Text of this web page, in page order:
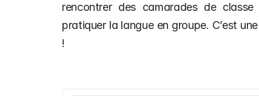
rencontrer des camarades de
pratiquer la langue en groupe. C’est
!